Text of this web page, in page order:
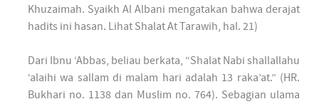
Khuzaimah. Syaikh Al Albani mengatakan bahwa derajat
hadits ini hasan. Lihat Shalat At Tarawih, hal. 21)
Dari Ibnu ‘Abbas, beliau berkata, “Shalat Nabi shallallahu
‘alaihi wa sallam di malam hari adalah 13 raka’at.” (HR.
Bukhari no. 1138 dan Muslim no. 764). Sebagian ulama